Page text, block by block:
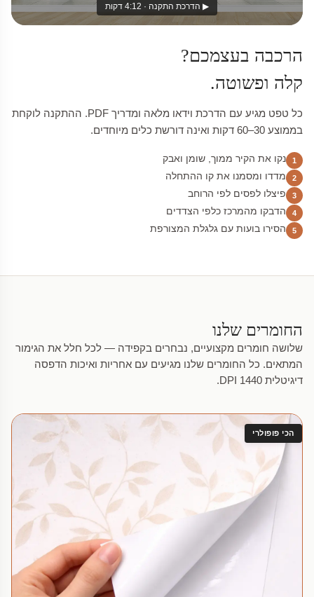
▶ הדרכת התקנה · 4:12 דקות
הרכבה בעצמכם?
קלה ופשוטה.
כל טפט מגיע עם הדרכת וידאו מלאה ומדריך PDF. ההתקנה לוקחת
בממוצע 30–60 דקות ואינה דורשת כלים מיוחדים.
1 נקו את הקיר ממוך, שומן ואבק
2 מדדו ומסמנו את קו ההתחלה
3 פיצלו לפסים לפי הרוחב
4 הדבקו מהמרכז כלפי הצדדים
5 הסירו בועות עם גלגלת המצורפת
החומרים שלנו
שלושה חומרים מקצועיים, נבחרים בקפידה — לכל חלל את הגימור
המתאים. כל החומרים שלנו מגיעים עם אחריות ואיכות הדפסה
דיגיטלית 1440 DPI.
הכי פופולרי